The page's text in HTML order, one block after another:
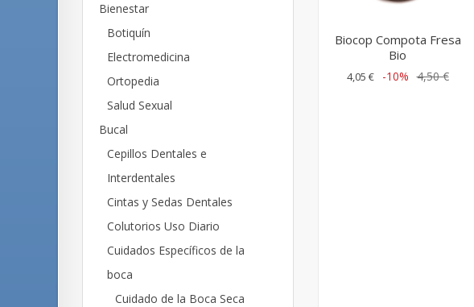
Bienestar
Botiquín
Electromedicina
Ortopedia
Salud Sexual
Bucal
Cepillos Dentales e
Interdentales
Cintas y Sedas Dentales
Colutorios Uso Diario
Cuidados Específicos de la
boca
Cuidado de la Boca Seca
Biocop Compota Fresa
Bio
4,05 € -10% 4,50 €